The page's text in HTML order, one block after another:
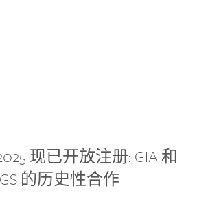
现已开放注册: GIA 和
的历史性合作